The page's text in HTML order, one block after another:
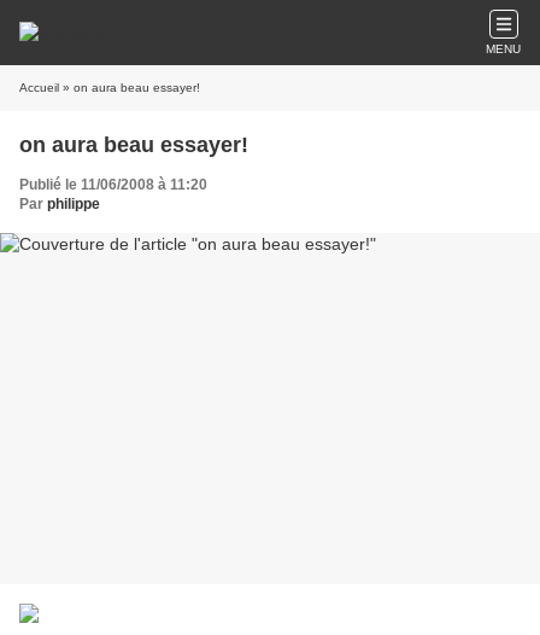
MENU
Accueil » on aura beau essayer!
on aura beau essayer!
Publié le 11/06/2008 à 11:20
Par philippe